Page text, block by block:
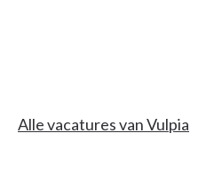
Alle vacatures van Vulpia